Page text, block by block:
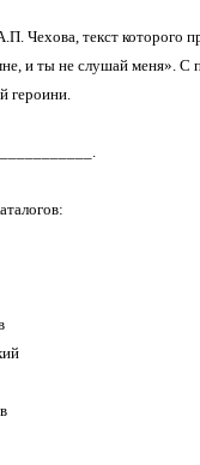
Чехова, текст которого
и ты не слушай меня». С
героини.